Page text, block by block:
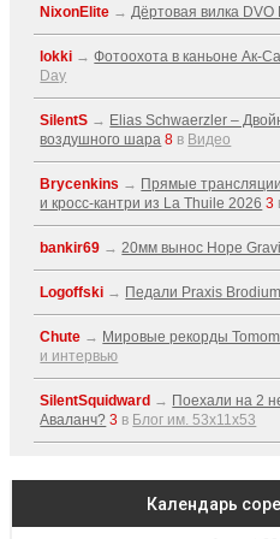
NixonElite →Дёртовая вилка DVO
lokki →Фотоохота в каньоне Ак-
Day
SilentS → Elias Schwaerzler –
воздушного шара 8 в Видео
Brycenkins → Прямые
и кросс-кантри из La Thuile 2026 3
bankir69 →20мм вынос Hope
Logoffski → Педали Praxis
Chute → Мировые рекорды
и интервью
SilentSquidward → Поехали на 2
Аваланч? 3 в Блог им. 53x11x53